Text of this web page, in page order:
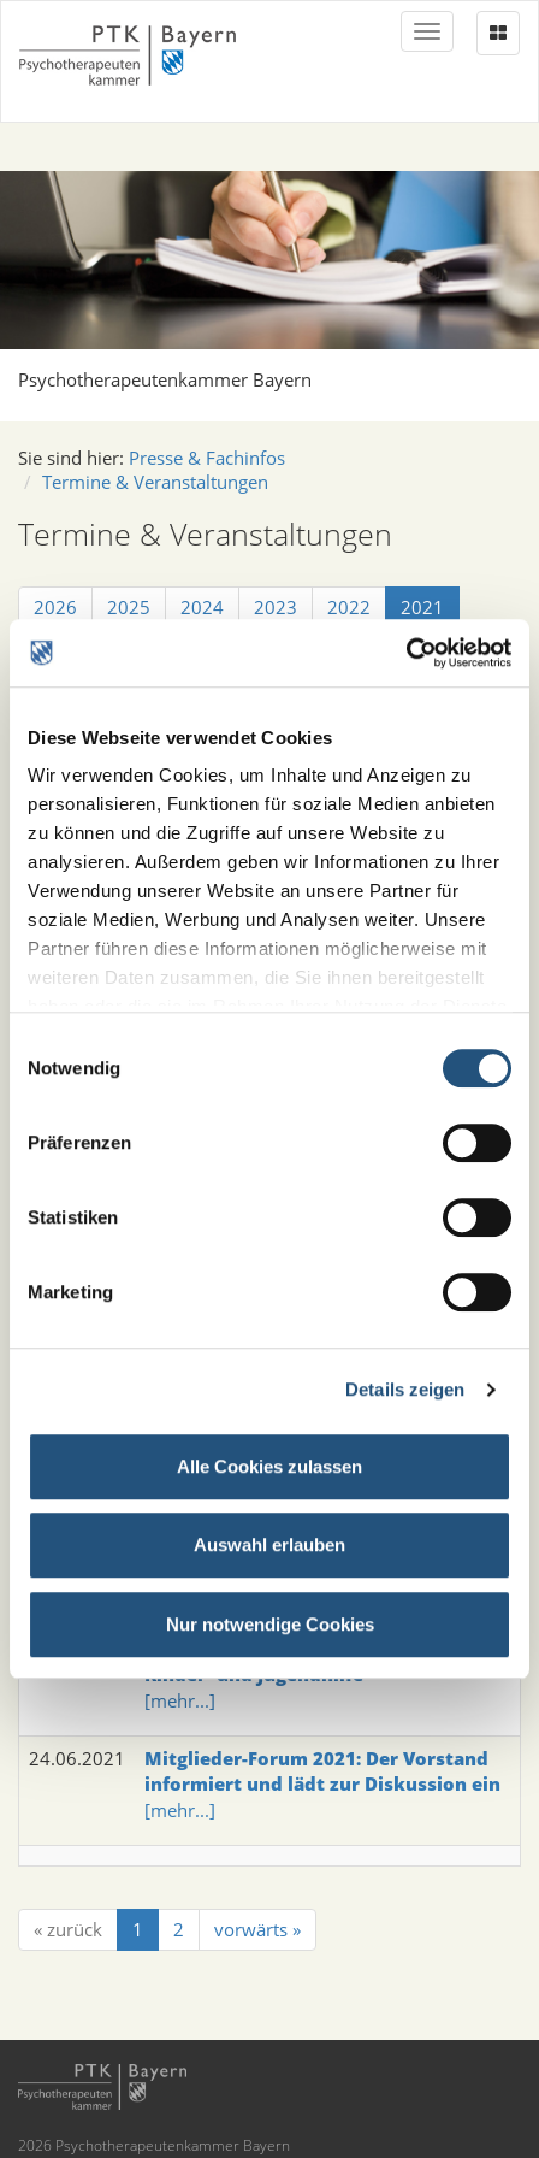
Diese Webseite verwendet Cookies
Wir verwenden Cookies, um Inhalte und Anzeigen zu
personalisieren, Funktionen für soziale Medien anbieten
zu können und die Zugriffe auf unsere Website zu
analysieren. Außerdem geben wir Informationen zu Ihrer
Verwendung unserer Website an unsere Partner für
soziale Medien, Werbung und Analysen weiter. Unsere
Partner führen diese Informationen möglicherweise mit
weiteren Daten zusammen, die Sie ihnen bereitgestellt
Notwendig
Präferenzen
Statistiken
Marketing
Details zeigen
Alle Cookies zulassen
Auswahl erlauben
Nur notwendige Cookies
Toggle
navigation
Psychotherapeutenkammer Bayern
Sie sind hier: Presse & Fachinfos
Termine & Veranstaltungen
Termine & Veranstaltungen
2026 2025 2024 2023 2022
2021
2020
2015
2014
2013 2012 2011 2010
2009
2008
2007 2006 2005
« zurück 1 2 vorwärts »
Datum
Titel
03.12.2021
Fortbildung für die
Psychoonkologische Versorgung im
27.11.2021
Psychotherapie bei körperlichen
Informationsabend zum Pilotprojekt
„Ambulante Psychotherapie mit
Menschen, die straffällig geworden
sind“: Psychotherapeut*innen gesucht!
06.10.2021
Informationsveranstaltung: Selbsthilfe
informiert Psychotherapie – Konzepte
und Formen der Selbsthilfe
[mehr...]
Substitutionsbehandlung im Team –
Wie geht das?
Online-Veranstaltung zum Thema
Kinder- und Jugendhilfe“
[mehr...]
24.06.2021
Mitglieder-Forum 2021: Der Vorstand
informiert und lädt zur Diskussion ein
[mehr...]
« zurück 1 2 vorwärts »
2026 Psychotherapeutenkammer Bayern